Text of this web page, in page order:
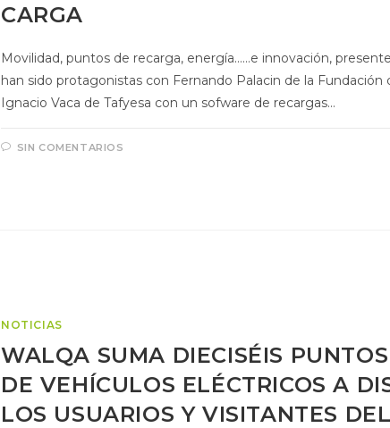
CARGA
Movilidad, puntos de recarga, energía……e innovación,
han sido protagonistas con Fernando Palacin de la Fundación
Ignacio Vaca de Tafyesa con un sofware de recargas…
SIN COMENTARIOS
NOTICIAS
WALQA SUMA DIECISÉIS
DE VEHÍCULOS ELÉCTRICOS A
LOS USUARIOS Y VISITANTES